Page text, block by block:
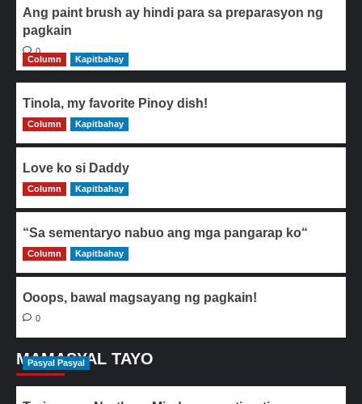
Ang paint brush ay hindi para sa preparasyon ng
pagkain
0
Column
Kapitbahay
Tinola, my favorite Pinoy dish!
0
Column Kapitbahay
Love ko si Daddy
0
Column Kapitbahay
“Sa sementaryo nabuo ang mga pangarap ko“
0
Column Kapitbahay
Ooops, bawal magsayang ng pagkain!
0
MAMASYAL TAYO
Pasyal Pasyal